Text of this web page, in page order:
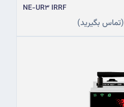
NE-UR3 IRRF
(تماس بگیرید)